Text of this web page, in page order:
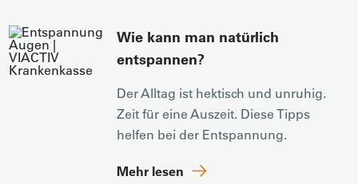
Wie kann man natürlich
entspannen?
Der Alltag ist hektisch und unruhig.
Zeit für eine Auszeit. Diese Tipps
helfen bei der Entspannung.
Mehr lesen